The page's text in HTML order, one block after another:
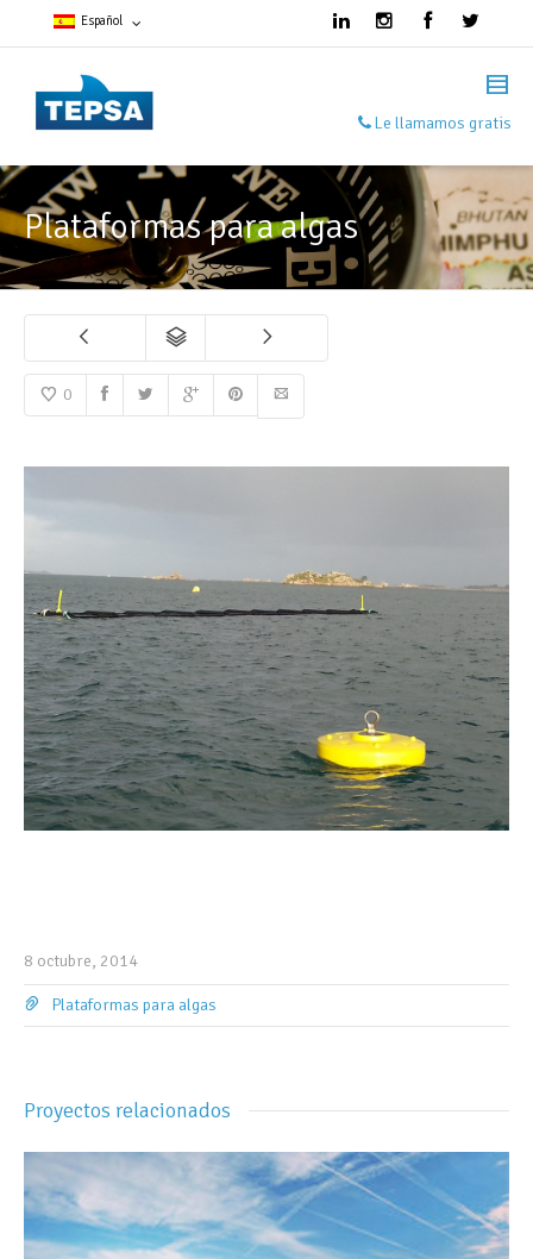
Español
Francés
Español
Inglés
Le llamamos gratis
Plataformas para algas
0
8 octubre, 2014
Plataformas para algas
Proyectos relacionados